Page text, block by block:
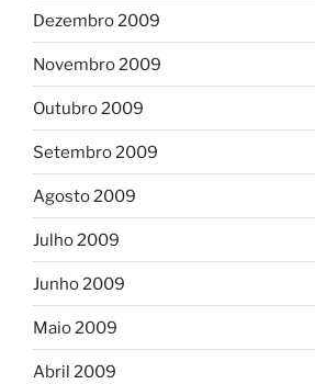
Dezembro 2009
Novembro 2009
Outubro 2009
Setembro 2009
Agosto 2009
Julho 2009
Junho 2009
Maio 2009
Abril 2009